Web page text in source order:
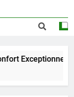
Exceptionnel de